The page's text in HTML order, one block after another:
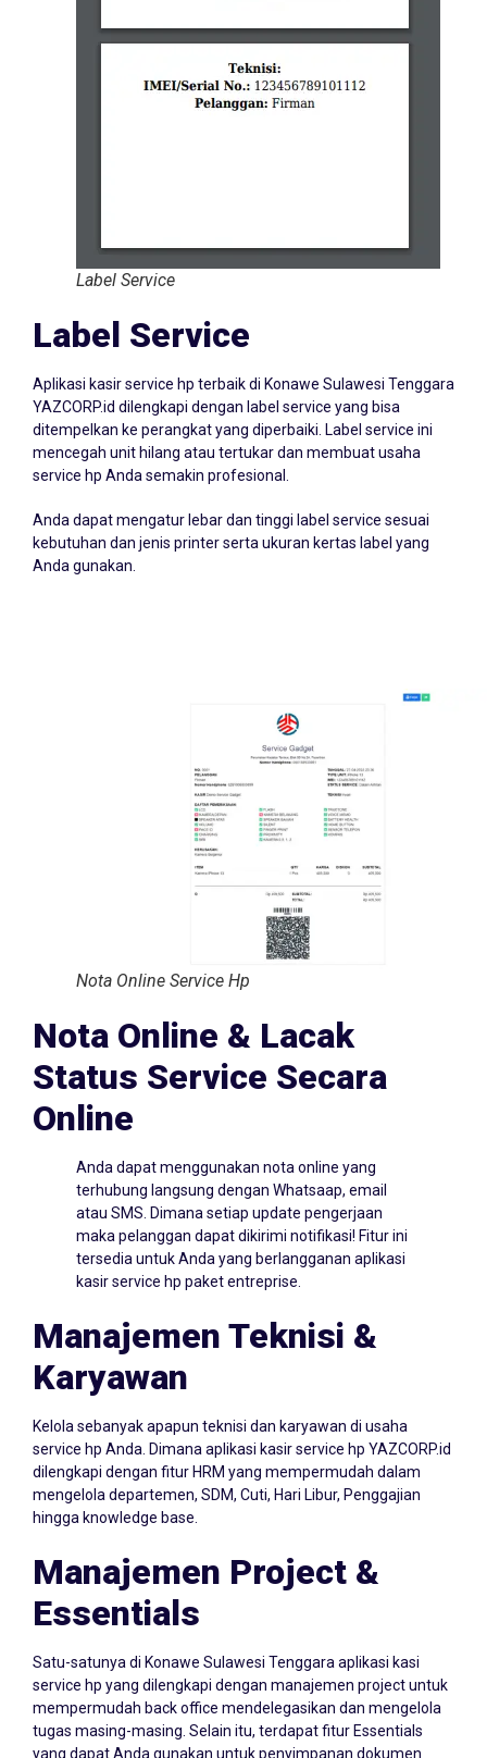
Label Service
Aplikasi kasir service hp terbaik di Konawe Sulawesi Tenggara
YAZCORP.id dilengkapi dengan label service yang bisa
ditempelkan ke perangkat yang diperbaiki. Label service ini
mencegah unit hilang atau tertukar dan membuat usaha
Anda dapat mengatur lebar dan tinggi label service sesuai
kebutuhan dan jenis printer serta ukuran kertas label yang
Nota Online Service Hp
Nota Online & Lacak
Status Service Secara
Online
Anda dapat menggunakan nota online yang
terhubung langsung dengan Whatsaap, email
atau SMS. Dimana setiap update pengerjaan
maka pelanggan dapat dikirimi notifikasi! Fitur ini
tersedia untuk Anda yang berlangganan aplikasi
Manajemen Teknisi &
Karyawan
Kelola sebanyak apapun teknisi dan karyawan di usaha
service hp Anda. Dimana aplikasi kasir service hp YAZCORP.id
dilengkapi dengan fitur HRM yang mempermudah dalam
mengelola departemen, SDM, Cuti, Hari Libur, Penggajian
Manajemen Project &
Essentials
Satu-satunya di Konawe Sulawesi Tenggara aplikasi kasi
service hp yang dilengkapi dengan manajemen project untuk
mempermudah back office mendelegasikan dan mengelola
tugas masing-masing. Selain itu, terdapat fitur Essentials